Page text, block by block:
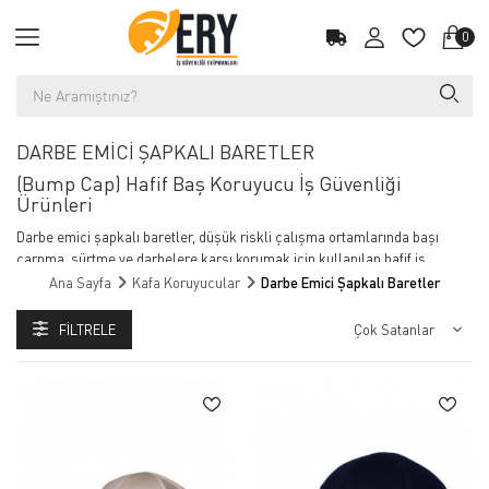
0
DARBE EMİCİ ŞAPKALI BARETLER
(Bump Cap) Hafif Baş Koruyucu İş Güvenliği
Ürünleri
Darbe emici şapkalı baretler, düşük riskli çalışma ortamlarında başı
çarpma, sürtme ve darbelere karşı korumak için kullanılan hafif iş
güvenliği ekipmanlarıdır. Klasik baretlere kıyasla daha konforlu olan bu
sunar.
Darbe emici şapkalı baretler, günlük iş güvenliği ihtiyaçlarına pratik ve şık
Ana Sayfa Kafa Koruyucular Darbe Emici Şapkalı Baretler
FILTRELE